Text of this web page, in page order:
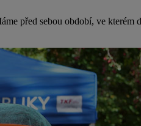
před sebou období, ve kterém